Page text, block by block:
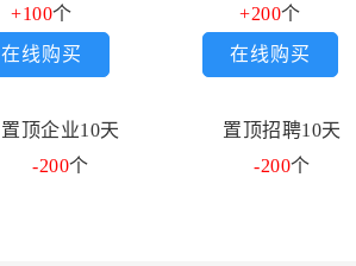
+100个
在线购买
+200个
在线购买
置顶企业10天 置顶招聘10天
-200个 -200个